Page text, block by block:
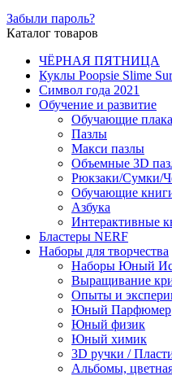
Забыли пароль?
Каталог товаров
ЧЁРНАЯ ПЯТНИЦА
Куклы Poopsie Slime
Символ года 2021
Обучение и развитие
Обучающие
Пазлы
Макси пазлы
Объемные 3D
Рюкзаки/Сумки/
Обучающие
Азбука
Интерактивные
Бластеры NERF
Наборы для творчества
Наборы Юный
Выращивание
Опыты и
Юный Парфюмер
Юный физик
Юный химик
3D ручки /
Альбомы,